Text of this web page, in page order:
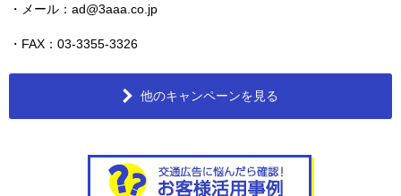
・メール：ad@3aaa.co.jp
・FAX：03-3355-3326
他のキャンペーンを見る